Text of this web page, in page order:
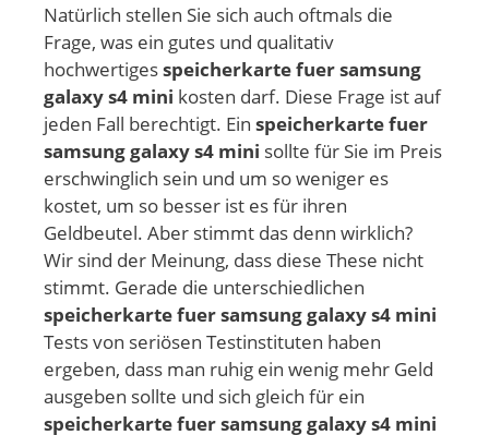
Natürlich stellen Sie sich auch oftmals die
Frage, was ein gutes und qualitativ
hochwertigesspeicherkarte fuer samsung
galaxy s4 mini kosten darf. Diese Frage ist auf
jeden Fall berechtigt. Ein speicherkarte fuer
samsung galaxy s4 mini sollte für Sie im Preis
erschwinglich sein und um so weniger es
kostet, um so besser ist es für ihren
Geldbeutel. Aber stimmt das denn wirklich?
Wir sind der Meinung, dass diese These nicht
stimmt. Gerade die unterschiedlichen
speicherkarte fuer samsung galaxy s4 mini
Tests von seriösen Testinstituten haben
ergeben, dass man ruhig ein wenig mehr Geld
ausgeben sollte und sich gleich für ein
speicherkarte fuer samsung galaxy s4 mini